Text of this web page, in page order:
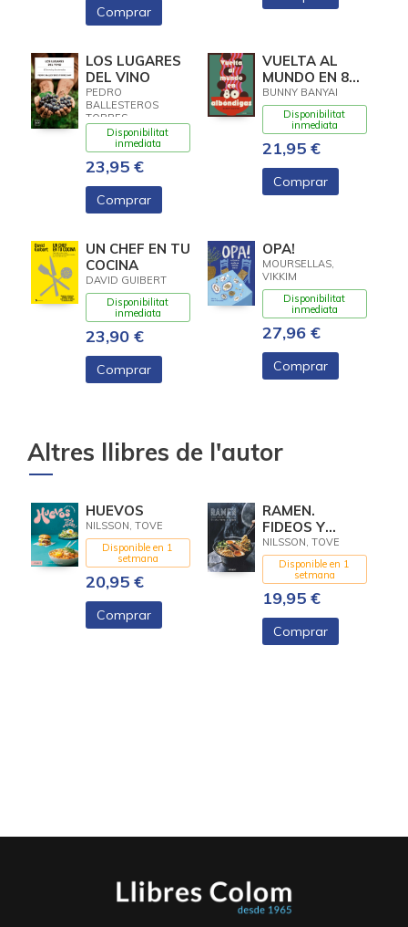
Comprar
LOS LUGARES
DEL VINO
PEDRO
BALLESTEROS
TORRES
Disponibilitat
inmediata
23,95 €
Comprar
VUELTA AL
MUNDO EN 80
ALBONDIGAS
BUNNY BANYAI
Disponibilitat
inmediata
21,95 €
Comprar
UN CHEF EN TU
COCINA
DAVID GUIBERT
Disponibilitat
inmediata
23,90 €
Comprar
OPA!
MOURSELLAS,
VIKKIM
Disponibilitat
inmediata
27,96 €
Comprar
Altres llibres de l'autor
HUEVOS
NILSSON, TOVE
Disponible en 1
setmana
20,95 €
Comprar
RAMEN.
FIDEOS Y
OTRAS
RECETAS
JAPONESAS
NILSSON, TOVE
Disponible en 1
setmana
19,95 €
Comprar